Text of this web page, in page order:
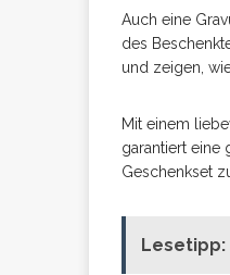
Auch eine
des
und zeigen,
Mit einem
garantiert eine
Geschenkset
Lesetipp: